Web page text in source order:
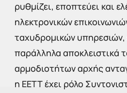
ρυθμίζει, εποπτεύει και
ηλεκτρονικών
ταχυδρομικών υπηρεσιών,
παράλληλα αποκλειστικά
αρμοδιοτήτων αρχής
η ΕΕΤΤ έχει ρόλο